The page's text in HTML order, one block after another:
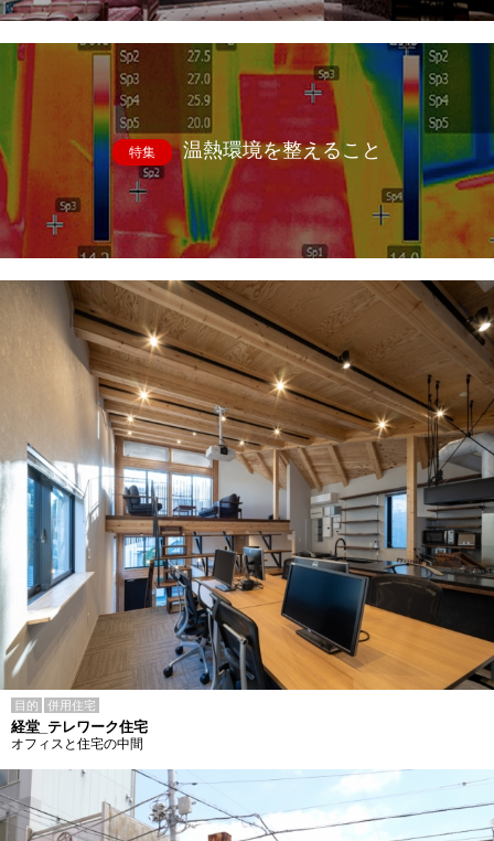
特集 温熱環境を整えること
目的 併用住宅
経堂_テレワーク住宅
オフィスと住宅の中間